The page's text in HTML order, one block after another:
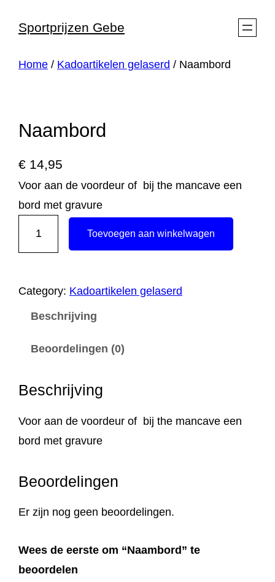
naar
inhoud
Sportprijzen Gebe
Home / Kadoartikelen gelaserd / Naambord
Naambord
€ 14,95
Voor aan de voordeur of bij the mancave een
bord met gravure
n
t
l
Toevoegen aan winkelwagen
Category: Kadoartikelen gelaserd
Beschrijving
Beoordelingen (0)
Beschrijving
Voor aan de voordeur of bij the mancave een
bord met gravure
Beoordelingen
Er zijn nog geen beoordelingen.
Wees de eerste om “Naambord” te
beoordelen